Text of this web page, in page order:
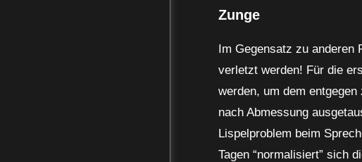
Zunge
Im Gegensatz zu anderen
verletzt werden! Für die
werden, um dem
nach Abmessung
Lispelproblem beim
Tagen “normalisiert” sich